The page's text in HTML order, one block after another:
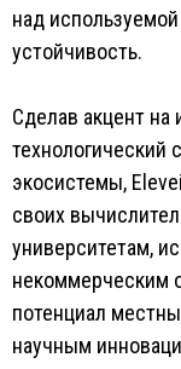
над
устойчивость.
Сделав акцент на
технологический
экосистемы,
своих
университетам,
некоммерческим
потенциал
научным